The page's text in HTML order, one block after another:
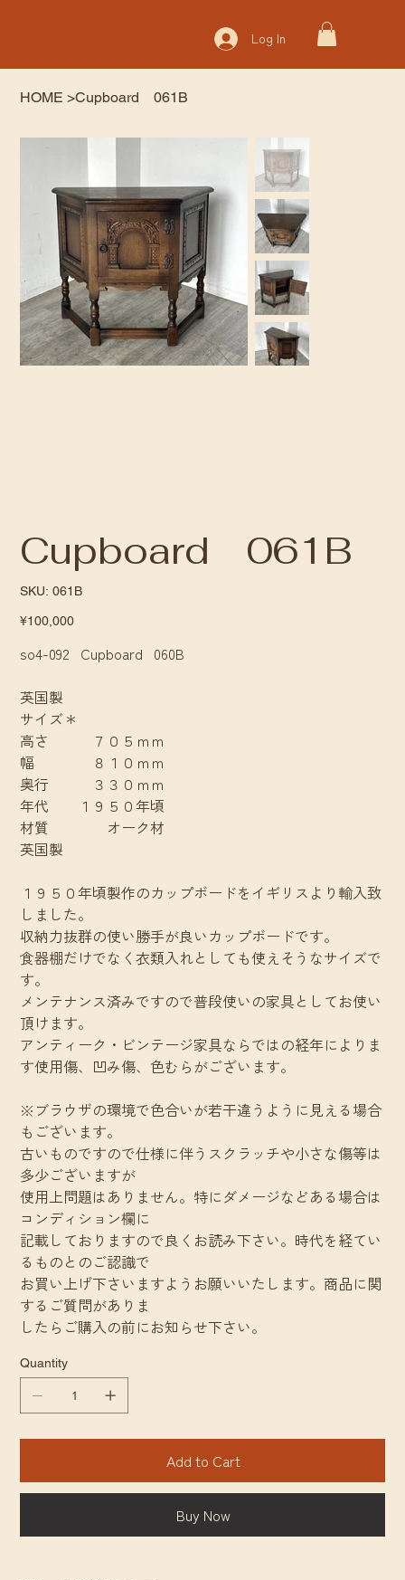
Log In
HOME >Cupboard 061B
Cupboard 061B
SKU: SKU
061B
061B
Price
¥100,000
so4-092 Cupboard 060B
英国製
サイズ＊
高さ ７０５ｍｍ
幅 ８１０ｍｍ
奥行 ３３０ｍｍ
年代 １９５０年頃
材質 オーク材
英国製
１９５０年頃製作のカップボードをイギリスより輸入致
しました。
収納力抜群の使い勝手が良いカップボードです。
食器棚だけでなく衣類入れとしても使えそうなサイズで
す。
メンテナンス済みですので普段使いの家具としてお使い
頂けます。
アンティーク・ビンテージ家具ならではの経年によりま
す使用傷、凹み傷、色むらがございます。
※ブラウザの環境で色合いが若干違うように見える場合
もございます。
古いものですので仕様に伴うスクラッチや小さな傷等は
多少ございますが
使用上問題はありません。特にダメージなどある場合は
コンディション欄に
記載しておりますので良くお読み下さい。時代を経てい
るものとのご認識で
お買い上げ下さいますようお願いいたします。商品に関
するご質問がありま
したらご購入の前にお知らせ下さい。
Quantity
Add to Cart
Buy Now